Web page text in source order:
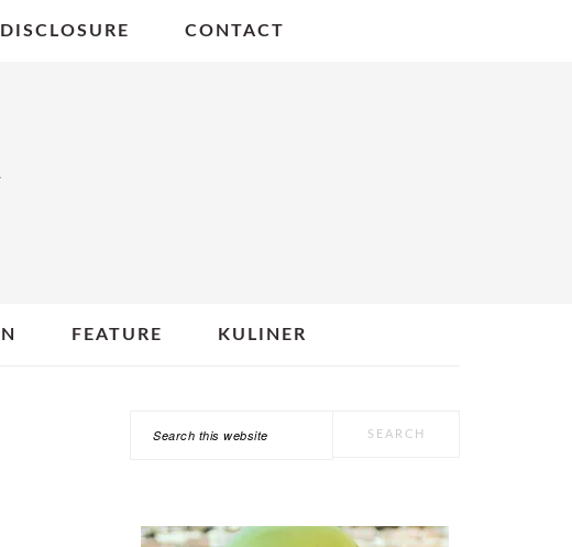
DISCLOSURE CONTACT
FEATURE KULINER
PRIMARY
Search